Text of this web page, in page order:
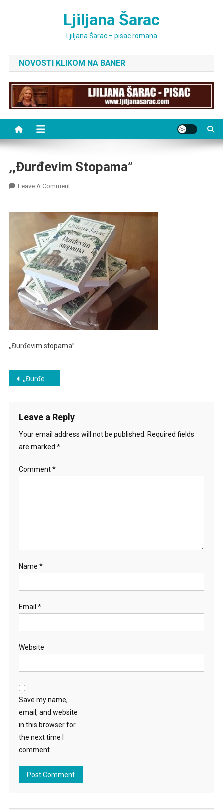
Ljiljana Šarac
Ljiljana Šarac – pisac romana
NOVOSTI KLIKOM NA BANER
,,Đurđevim Stopama”
Leave A CommentOn
,,Đurđevim stopama”
Post
,,Đurđevim stopama” Laguna
Leave a Reply
Your email address will not be published.
Required fields
are marked *
Comment*
Name *
Email *
Website
Save my name,
email, and website
in this browser for
the next time I
comment.